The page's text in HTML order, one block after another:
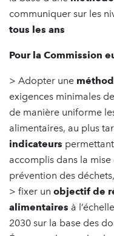
communiquer sur les
tous les ans
Pour la Commission
> Adopter une
exigences minimales
de manière uniforme
alimentaires, au plus
indicateurs
accomplis dans la
prévention des
> fixer un objectif de
alimentaires à
2030 sur la base des